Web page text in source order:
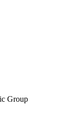
Group